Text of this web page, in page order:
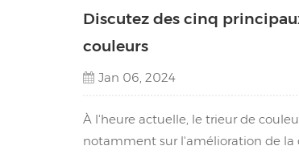
Discutez des cinq
couleurs
Jan 06, 2024
À l'heure actuelle, le trieur de
notamment sur l'amélioration de